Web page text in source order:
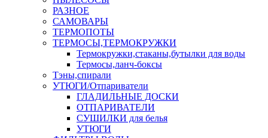
РАЗНОЕ
САМОВАРЫ
ТЕРМОПОТЫ
ТЕРМОСЫ,ТЕРМОКРУЖКИ
Термокружки,стаканы,бутылки для воды
Термосы,ланч-боксы
Тэны,спирали
УТЮГИ/Отпариватели
ГЛАДИЛЬНЫЕ ДОСКИ
ОТПАРИВАТЕЛИ
СУШИЛКИ для белья
УТЮГИ